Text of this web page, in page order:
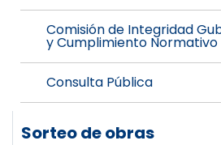
Comisión de Integridad
y Cumplimiento Normativo
Consulta Pública
Sorteo de obras